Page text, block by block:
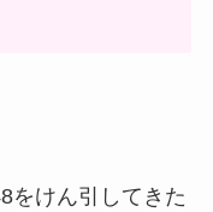
をけん引してきた